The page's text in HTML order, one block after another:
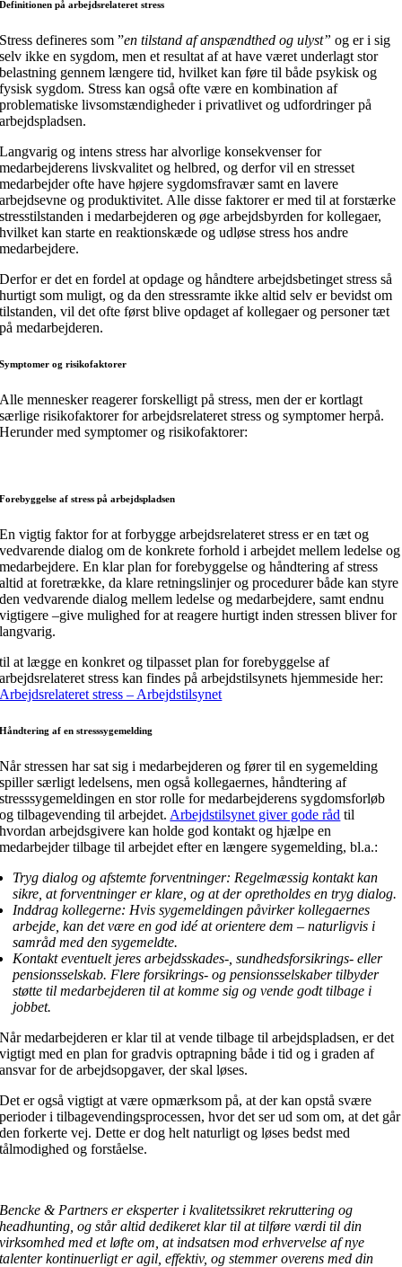
Definitionen på arbejdsrelateret stress
Stress defineres som ”en tilstand af anspændthed og ulyst” og er i sig
selv ikke en sygdom, men et resultat af at have været underlagt stor
belastning gennem længere tid, hvilket kan føre til både psykisk og
fysisk sygdom. Stress kan også ofte være en kombination af
problematiske livsomstændigheder i privatlivet og udfordringer på
arbejdspladsen.
Langvarig og intens stress har alvorlige konsekvenser for
medarbejderens livskvalitet og helbred, og derfor vil en stresset
medarbejder ofte have højere sygdomsfravær samt en lavere
arbejdsevne og produktivitet. Alle disse faktorer er med til at forstærke
stresstilstanden i medarbejderen og øge arbejdsbyrden for kollegaer,
hvilket kan starte en reaktionskæde og udløse stress hos andre
medarbejdere.
Derfor er det en fordel at opdage og håndtere arbejdsbetinget stress så
hurtigt som muligt, og da den stressramte ikke altid selv er bevidst om
tilstanden, vil det ofte først blive opdaget af kollegaer og personer tæt
på medarbejderen.
Symptomer og risikofaktorer
Alle mennesker reagerer forskelligt på stress, men der er kortlagt
særlige risikofaktorer for arbejdsrelateret stress og symptomer herpå.
Herunder med symptomer og risikofaktorer:
Forebyggelse af stress på arbejdspladsen
En vigtig faktor for at forbygge arbejdsrelateret stress er en tæt og
vedvarende dialog om de konkrete forhold i arbejdet mellem ledelse og
medarbejdere. En klar plan for forebyggelse og håndtering af stress
altid at foretrække, da klare retningslinjer og procedurer både kan styre
den vedvarende dialog mellem ledelse og medarbejdere, samt endnu
vigtigere –give mulighed for at reagere hurtigt inden stressen bliver for
langvarig.
til at lægge en konkret og tilpasset plan for forebyggelse af
arbejdsrelateret stress kan findes på arbejdstilsynets hjemmeside her:
Arbejdsrelateret stress – Arbejdstilsynet
Håndtering af en stresssygemelding
Når stressen har sat sig i medarbejderen og fører til en sygemelding
spiller særligt ledelsens, men også kollegaernes, håndtering af
stresssygemeldingen en stor rolle for medarbejderens sygdomsforløb
og tilbagevending til arbejdet. Arbejdstilsynet giver gode råd til
hvordan arbejdsgivere kan holde god kontakt og hjælpe en
medarbejder tilbage til arbejdet efter en længere sygemelding, bl.a.:
Tryg dialog og afstemte forventninger: Regelmæssig kontakt kan
sikre, at forventninger er klare, og at der opretholdes en tryg dialog.
Inddrag kollegerne: Hvis sygemeldingen påvirker kollegaernes
arbejde, kan det være en god idé at orientere dem – naturligvis i
samråd med den sygemeldte.
Kontakt eventuelt jeres arbejdsskades-, sundhedsforsikrings- eller
pensionsselskab. Flere forsikrings- og pensionsselskaber tilbyder
støtte til medarbejderen til at komme sig og vende godt tilbage i
jobbet.
Når medarbejderen er klar til at vende tilbage til arbejdspladsen, er det
vigtigt med en plan for gradvis optrapning både i tid og i graden af
ansvar for de arbejdsopgaver, der skal løses.
Det er også vigtigt at være opmærksom på, at der kan opstå svære
perioder i tilbagevendingsprocessen, hvor det ser ud som om, at det går
den forkerte vej. Dette er dog helt naturligt og løses bedst med
tålmodighed og forståelse.
Bencke & Partners er eksperter i kvalitetssikret rekruttering og
headhunting, og står altid dedikeret klar til at tilføre værdi til din
virksomhed med et løfte om, at indsatsen mod erhvervelse af nye
talenter kontinuerligt er agil, effektiv, og stemmer overens med din